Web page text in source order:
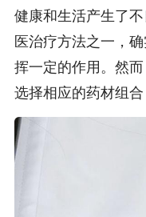
健康和生活产生了
医治疗方法之一，
挥一定的作用。然
选择相应的药材组合